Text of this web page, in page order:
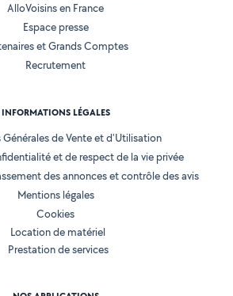
AlloVoisins en France
Espace presse
et Grands Comptes
Recrutement
INFORMATIONS LÉGALES
de Vente et d'Utilisation
et de respect de la vie privée
des annonces et contrôle des avis
Mentions légales
Cookies
Location de matériel
Prestation de services